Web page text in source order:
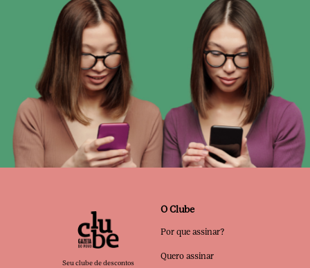
Seu clube de descontos
O Clube
Por que assinar?
Quero assinar